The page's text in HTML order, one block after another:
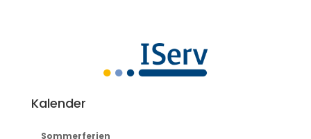
Kalender
Sommerferien